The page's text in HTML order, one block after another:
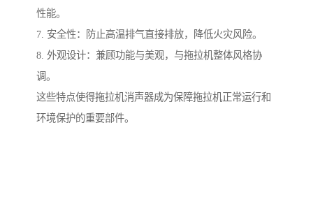
性能。
7. 安全性：防止高温排气直接排放，降低火灾风险。
8. 外观设计：兼顾功能与美观，与拖拉机整体风格协
调。
这些特点使得拖拉机消声器成为保障拖拉机正常运行和
环境保护的重要部件。